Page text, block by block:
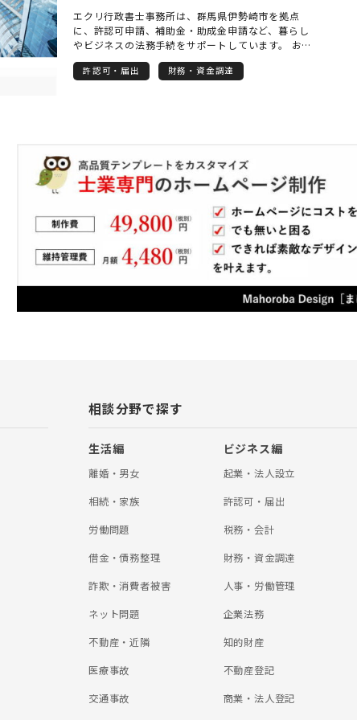
エクリ行政書士事務所は、群馬県伊勢崎市を拠点
に、許認可申請、補助金・助成金申請など、暮らし
やビジネスの法務手続をサポートしています。 お客
様の不安や疑問に丁寧に向き合い、専門用語をでき
る限り使わず、わかりやすい説明を心がけていま
い。
許認可・届出 財務・資金調達
相談分野で探す
生活編
離婚・男女
相続・家族
労働問題
借金・債務整理
詐欺・消費者被害
ネット問題
不動産・近隣
医療事故
交通事故
ビジネス編
起業・法人設立
許認可・届出
税務・会計
財務・資金調達
人事・労働管理
企業法務
知的財産
不動産登記
商業・法人登記